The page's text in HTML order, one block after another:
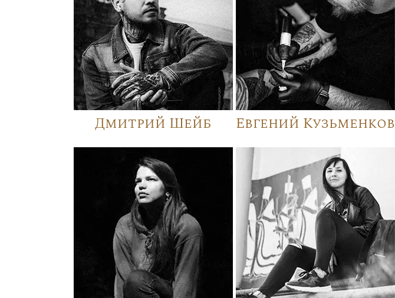
Дмитрий Шейб Евгений Кузьменков